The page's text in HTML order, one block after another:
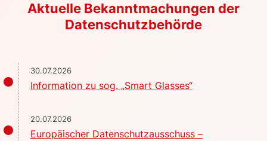
Aktuelle Bekanntmachungen der
Datenschutzbehörde
30.07.2026
Information zu sog. „Smart Glasses“
20.07.2026
Europäischer Datenschutzausschuss –